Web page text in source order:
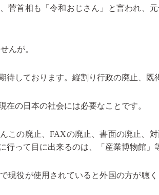
菅首相も「令和おじさん」と言われ、
んが。
しております。縦割り行政の廃止、既
在の日本の社会には必要なことです。
この廃止、FAXの廃止、書面の廃止、
行って目に出来るのは、「産業博物館」
現役が使用されていると外国の方が聴